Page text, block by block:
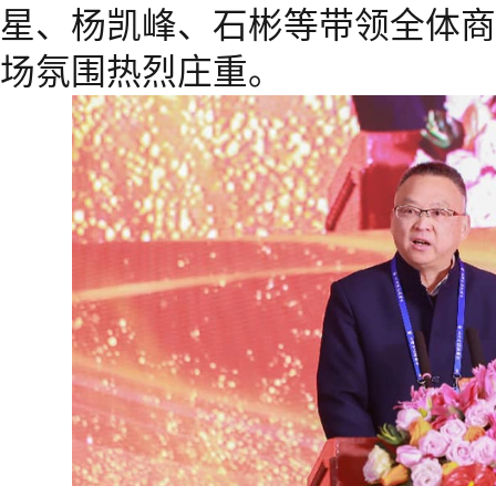
星、杨凯峰、石彬等带领全体
场氛围热烈庄重。